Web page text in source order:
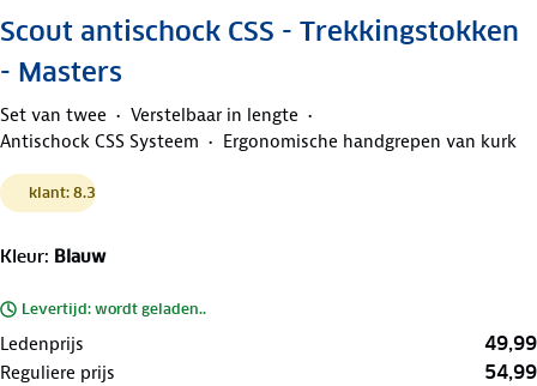
Scout antischock CSS - Trekkingstokken
- Masters
Set van twee
Verstelbaar in lengte
Antischock CSS Systeem
Ergonomische handgrepen van kurk
klant: 8.3
Kleur: Blauw
Levertijd: wordt geladen..
Ledenprijs 49,99
Reguliere prijs 54,99